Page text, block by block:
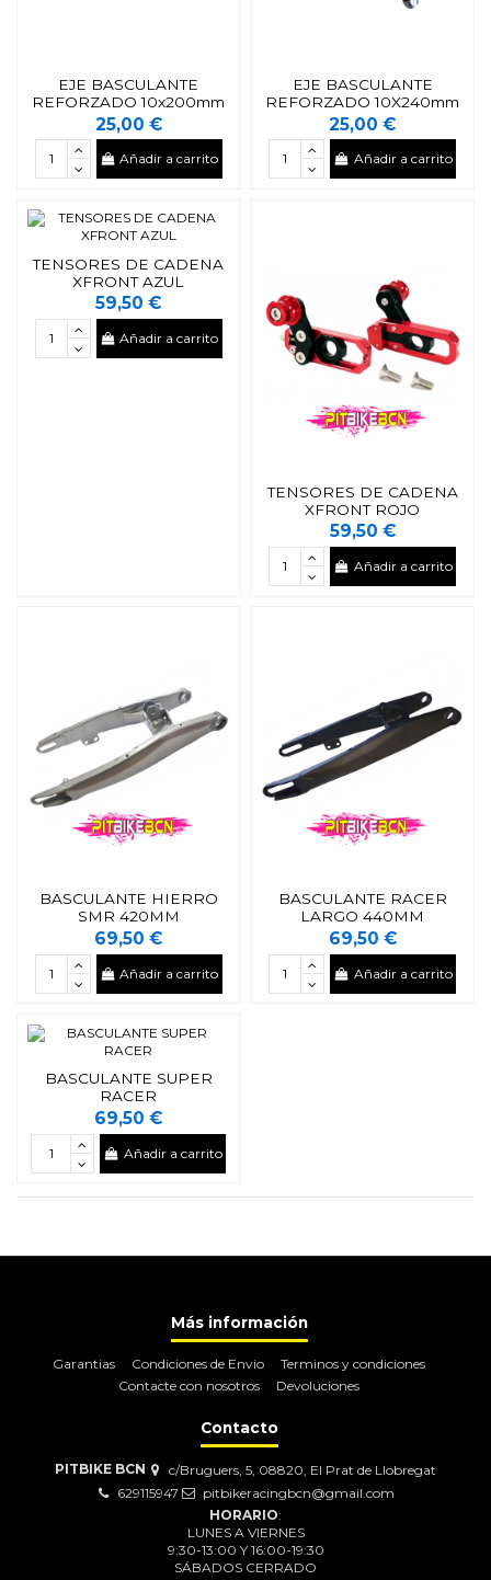
EJE BASCULANTE
REFORZADO 10x200mm
25,00 €
Añadir a carrito
EJE BASCULANTE
REFORZADO 10X240mm
25,00 €
Añadir a carrito
TENSORES DE CADENA
XFRONT AZUL
59,50 €
Añadir a carrito
TENSORES DE CADENA
XFRONT ROJO
59,50 €
Añadir a carrito
BASCULANTE HIERRO
SMR 420MM
69,50 €
Añadir a carrito
BASCULANTE RACER
LARGO 440MM
69,50 €
Añadir a carrito
BASCULANTE SUPER
RACER
69,50 €
Añadir a carrito
Más información
Garantias Condiciones de Envio
Terminos y condiciones
Contacte con nosotros
Devoluciones
Contacto
PITBIKE BCN
c/Bruguers, 5, 08820, El Prat de Llobregat
629115947
pitbikeracingbcn@gmail.com
HORARIO:
LUNES A VIERNES
9:30-13:00 Y 16:00-19:30
SÁBADOS CERRADO